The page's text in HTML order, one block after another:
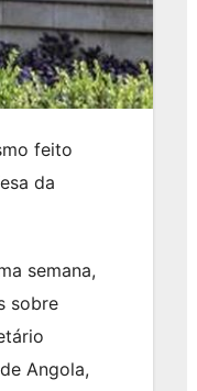
feito
da
semana,
sobre
Angola,